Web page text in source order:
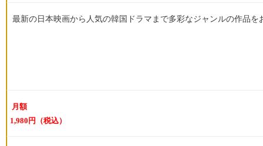
最新の日本映画から人気の韓国ドラマまで多彩なジャンルの作品
月額
1,980円（税込）